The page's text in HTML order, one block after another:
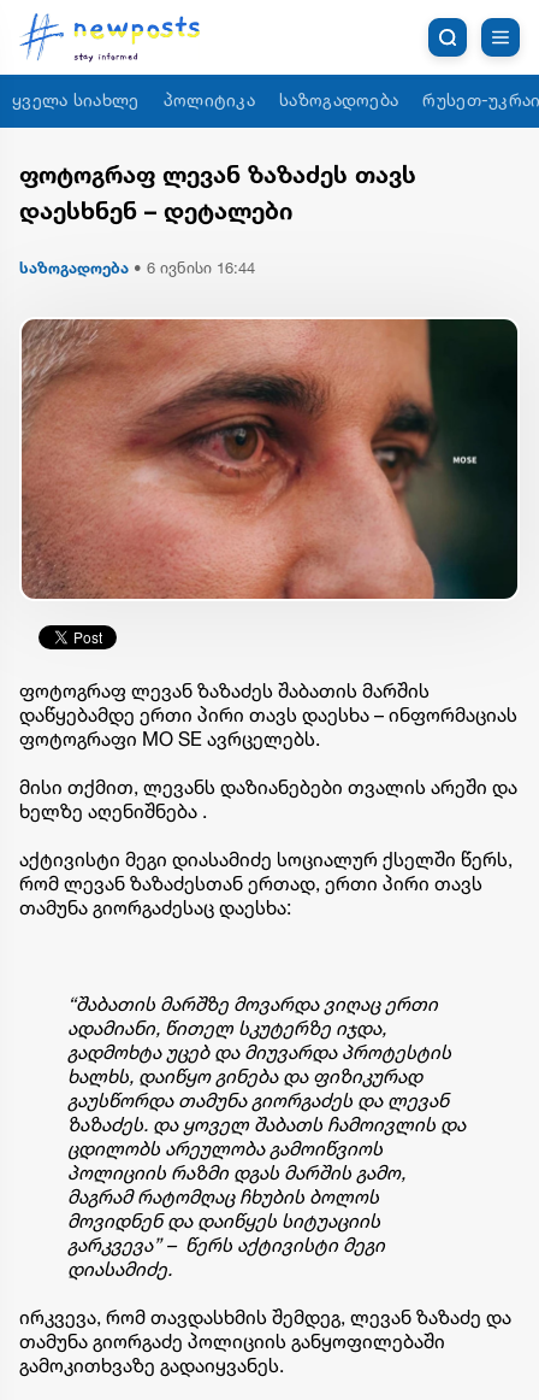
ყველა სიახლე პოლიტიკა საზოგადოება რუსეთ-
ფოტოგრაფ ლევან ზაზაძეს თავს
დაესხნენ – დეტალები
საზოგადოება • 6 ივნისი 16:44
ფოტოგრაფ ლევან ზაზაძეს შაბათის მარშის
დაწყებამდე ერთი პირი თავს დაესხა – ინფორმაციას
ფოტოგრაფი MO SE ავრცელებს.
მისი თქმით, ლევანს დაზიანებები თვალის არეში და
ხელზე აღენიშნება .
აქტივისტი მეგი დიასამიძე სოციალურ ქსელში წერს,
რომ ლევან ზაზაძესთან ერთად, ერთი პირი თავს
თამუნა გიორგაძესაც დაესხა:
“შაბათის მარშზე მოვარდა ვიღაც ერთი
ადამიანი, წითელ სკუტერზე იჯდა,
გადმოხტა უცებ და მიუვარდა პროტესტის
ხალხს, დაიწყო გინება და ფიზიკურად
გაუსწორდა თამუნა გიორგაძეს და ლევან
ზაზაძეს. და ყოველ შაბათს ჩამოივლის და
ცდილობს არეულობა გამოიწვიოს
პოლიციის რაზმი დგას მარშის გამო,
მაგრამ რატომღაც ჩხუბის ბოლოს
მოვიდნენ და დაიწყეს სიტუაციის
გარკვევა” – წერს აქტივისტი მეგი
დიასამიძე.
ირკვევა, რომ თავდასხმის შემდეგ, ლევან ზაზაძე და
თამუნა გიორგაძე პოლიციის განყოფილებაში
გამოკითხვაზე გადაიყვანეს.